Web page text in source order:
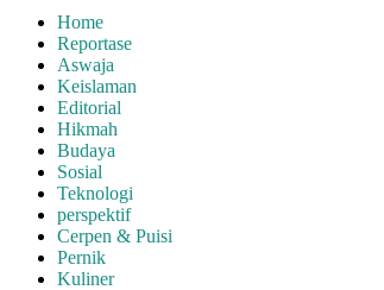
Home
Reportase
Aswaja
Keislaman
Editorial
Hikmah
Budaya
Sosial
Teknologi
perspektif
Cerpen & Puisi
Pernik
Kuliner